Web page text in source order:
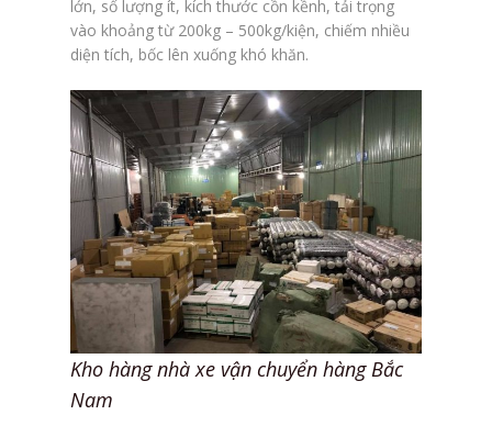
lớn, số lượng ít, kích thước cồn kềnh, tải trọng
vào khoảng từ 200kg – 500kg/kiện, chiếm nhiều
diện tích, bốc lên xuống khó khăn.
Kho hàng nhà xe vận chuyển hàng Bắc
Nam